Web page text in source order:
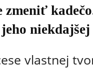
zmeniť
vlastnej